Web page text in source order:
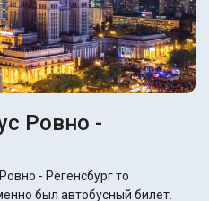
Ровно -
- Регенсбург то
был автобусный билет.